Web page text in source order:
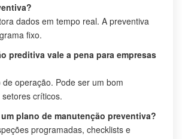
dados em tempo real. A preventiva
fixo.
preditiva vale a pena para empresas
operação. Pode ser um bom
críticos.
plano de manutenção preventiva?
programadas, checklists e